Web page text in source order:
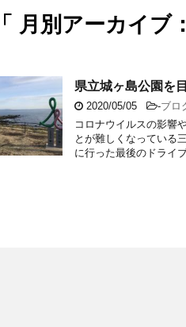
「 月別アーカイブ
県立城ヶ島公園を
2020/05/05 -ブロ
コロナウイルスの影響
とが難しくなっている
に行った最後のドライ